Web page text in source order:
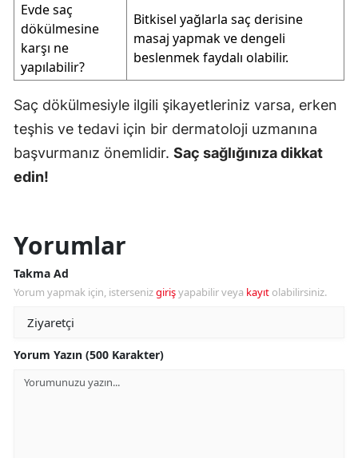
Evde saç
dökülmesine
karşı ne
yapılabilir?
Bitkisel yağlarla saç derisine
masaj yapmak ve dengeli
beslenmek faydalı olabilir.
Saç dökülmesiyle ilgili şikayetleriniz varsa, erken
teşhis ve tedavi için bir dermatoloji uzmanına
başvurmanız önemlidir. Saç sağlığınıza dikkat
edin!
Yorumlar
Takma Ad
Yorum yapmak için, istersenizgirişyapabilir veya kayıt olabilirsiniz.
Yorum Yazın (500 Karakter)